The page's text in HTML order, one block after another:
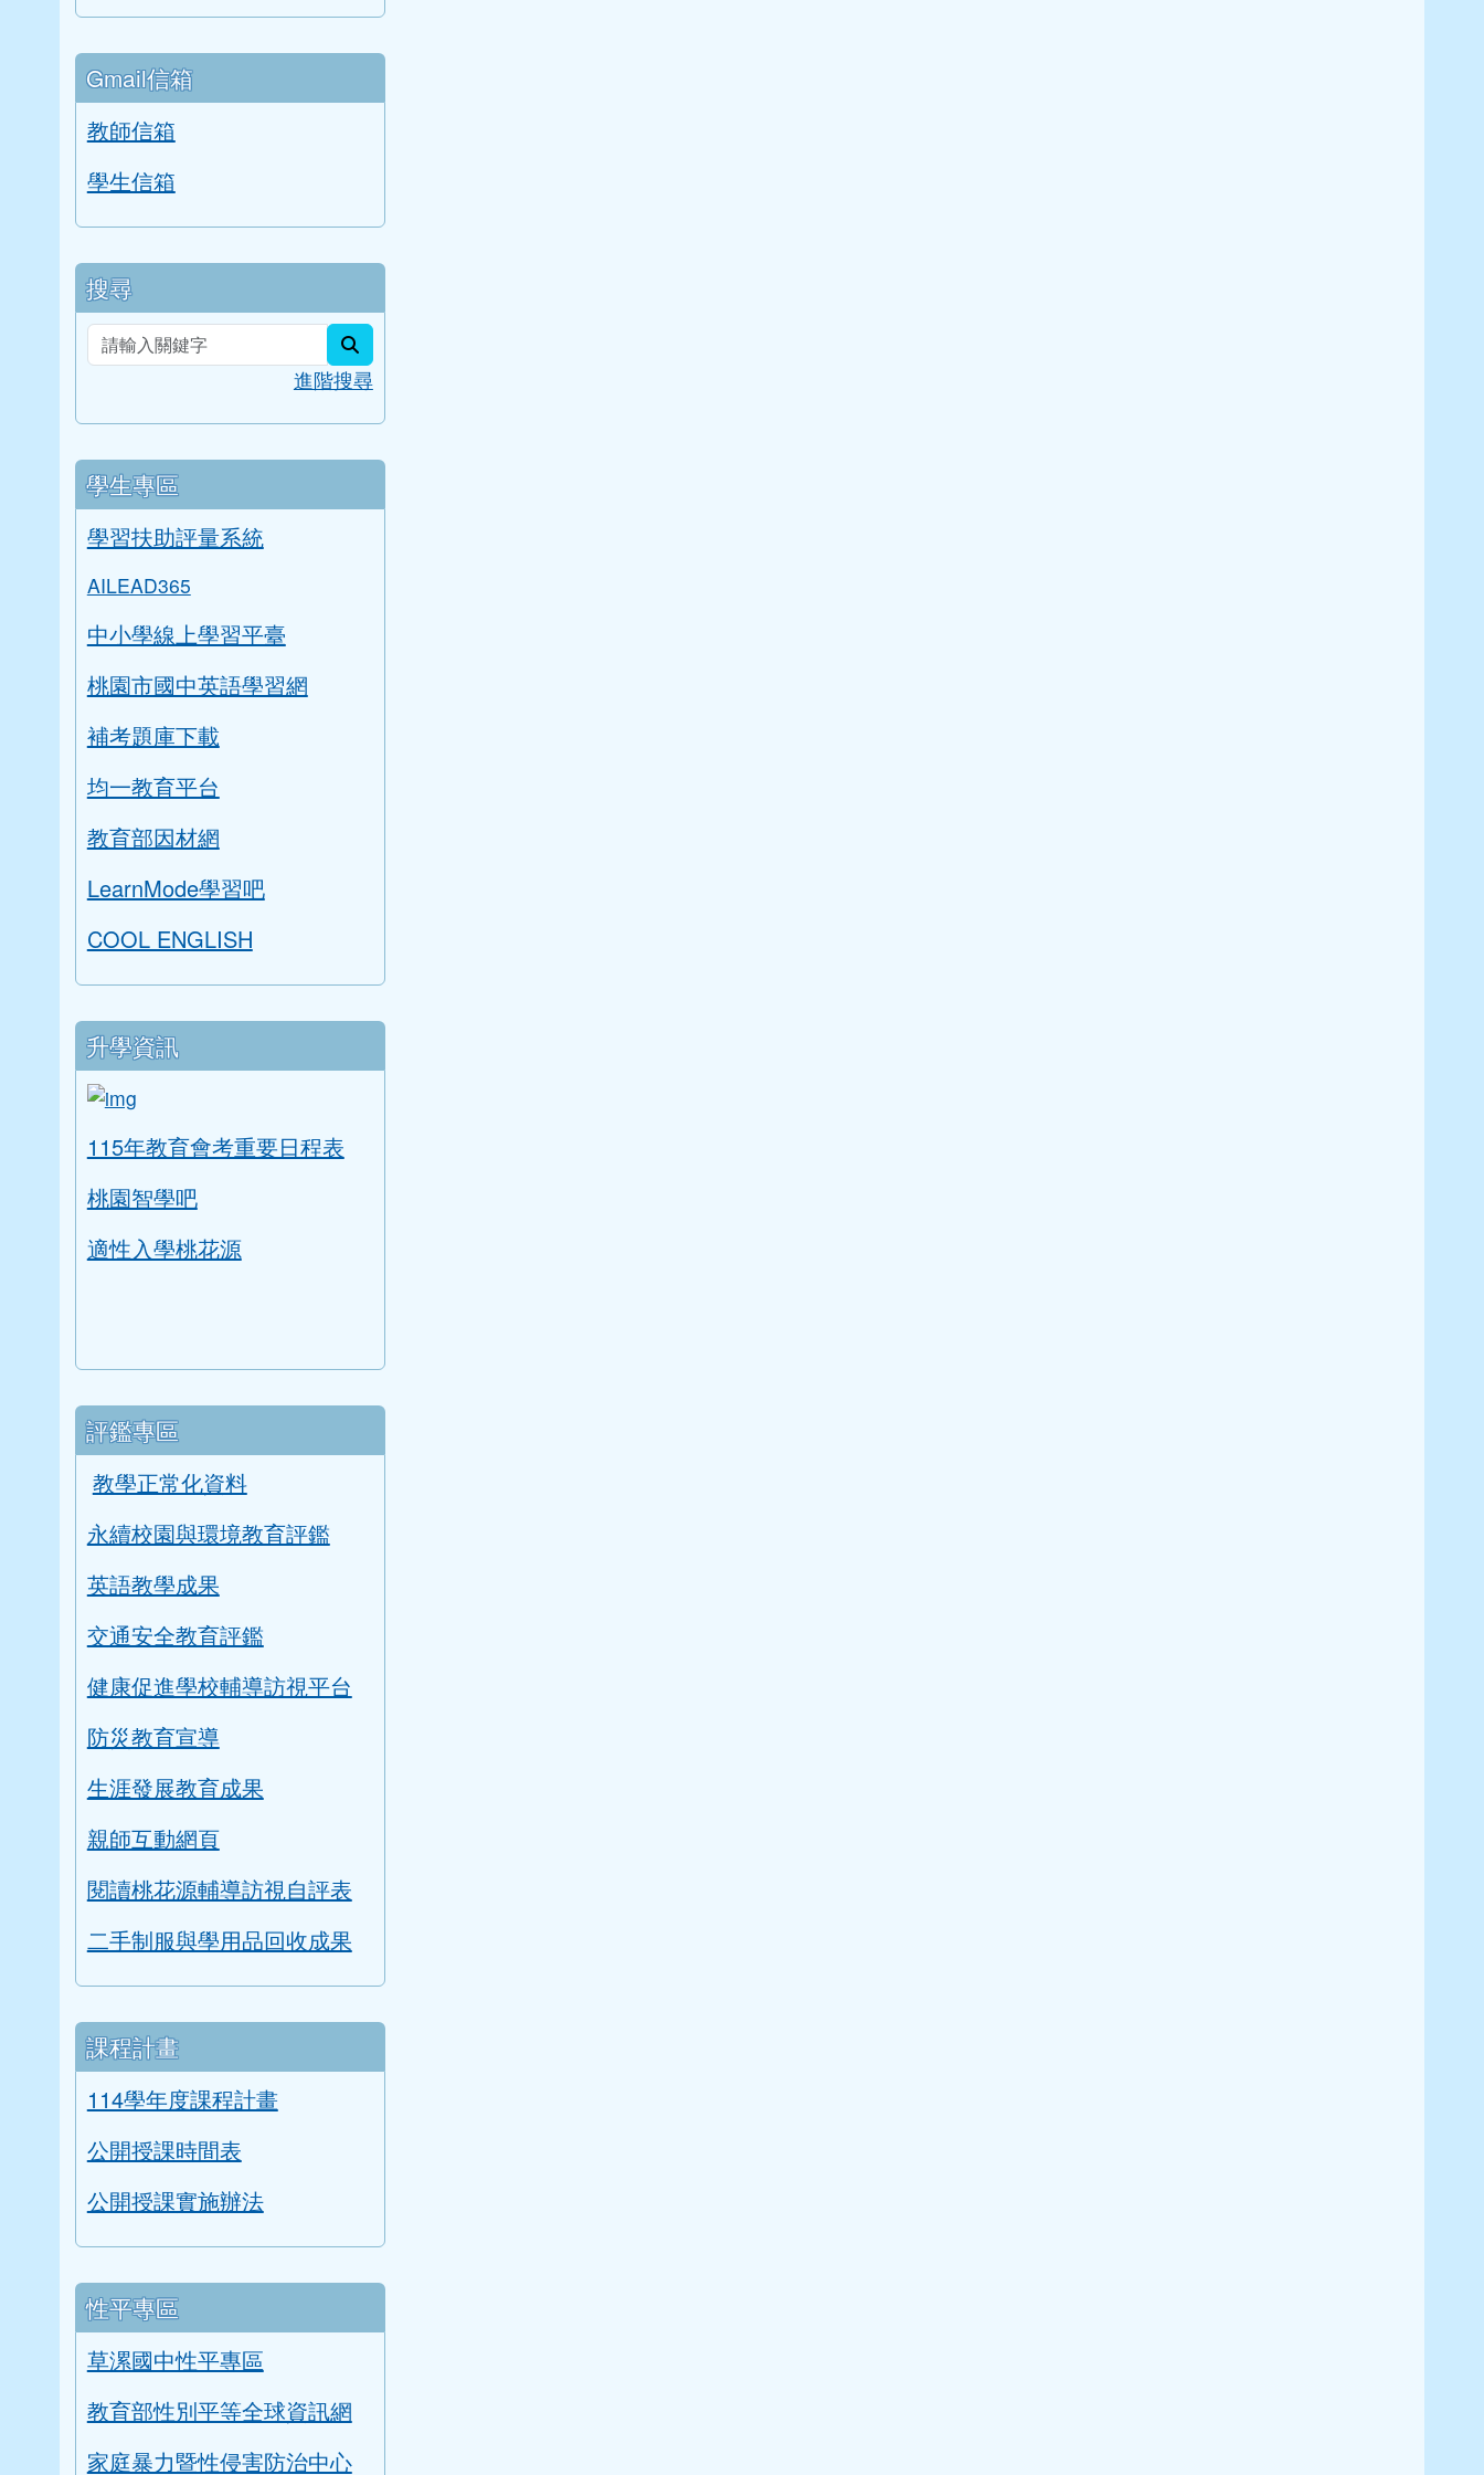
Gmail信箱
教師信箱
學生信箱
搜尋
進階搜尋
學生專區
學習扶助評量系統
AILEAD365
中小學線上學習平臺
桃園市國中英語學習網
補考題庫下載
均一教育平台
教育部因材網
LearnMode學習吧
COOL ENGLISH
升學資訊
link to https://tyc.entry.edu.tw/NoExamImitate_TL/NoExamImitate/Apps/Page/Public/News.aspx \
ink to https://tyc.entry.edu.tw/NoExamImitate_TL/NoExamImitate/Apps/Page/Public/News.aspx
115年教育會考重要日程表
桃園智學吧
適性入學桃花源
評鑑專區
教學正常化資料
永續校園與環境教育評鑑
英語教學成果
交通安全教育評鑑
健康促進學校輔導訪視平台
防災教育宣導
生涯發展教育成果
親師互動網頁
閱讀桃花源輔導訪視自評表
二手制服與學用品回收成果
課程計畫
114學年度課程計畫
公開授課時間表
公開授課實施辦法
性平專區
草漯國中性平專區
教育部性別平等全球資訊網
家庭暴力暨性侵害防治中心